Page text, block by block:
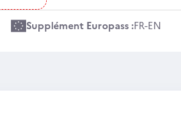
Supplément Europass :FR-EN